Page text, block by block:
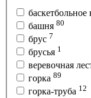
баскетбольное
башня 80
брус 7
брусья 1
веревочная
горка 89
горка-труба 12